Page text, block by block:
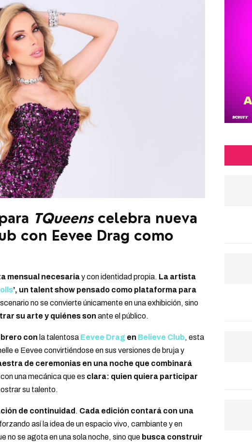
TQueens celebra nueva
con Eevee Drag como
mensual necesariay con identidad propia. La artista
’, un talent show pensado como plataforma para
no se convierte únicamente en una exhibición, sino
su arte y quiénes son ante el público.
con la talentosa Eevee Drag en Believe Club, esta
e Eevee convirtiéndose en sus versiones de bruja y
de ceremonias en una noche que combinará
una mecánica que es clara: quien quiera participar
su talento.
de continuidad . Cada edición contará con una
así la idea de un espacio vivo, cambiante y en
no se agota en una sola noche, sino que busca construir